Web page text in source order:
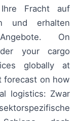
Ihre Fracht auf
und erhalten
On
your cargo
globally at
forecast on how
logistics: Zwar